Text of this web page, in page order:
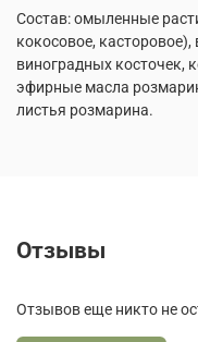
Состав: омыленные
кокосовое,
виноградных косточек,
эфирные масла
листья розмарина.
Отзывы
Отзывов еще никто не